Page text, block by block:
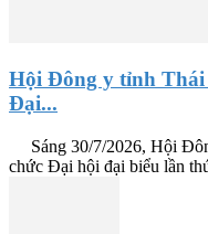
Hội Đông y tỉnh Thái
Đại...
Sáng 30/7/2026, Hội
chức Đại hội đại biểu lần